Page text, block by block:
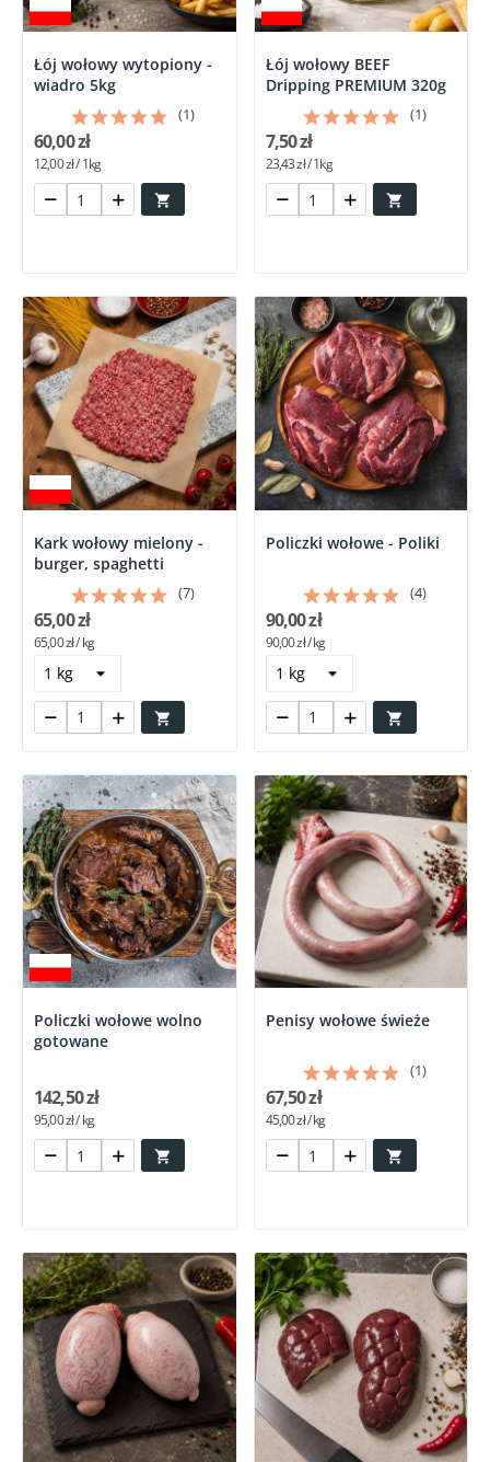
Łój wołowy wytopiony -
wiadro 5kg
(1)

60,00 zł
12,00 zł / 1kg
Łój wołowy BEEF
Dripping PREMIUM 320g
(1)

7,50 zł
23,43 zł / 1kg
Kark wołowy mielony -
burger, spaghetti
(7)

65,00 zł
65,00 zł / kg
Policzki wołowe - Poliki
(4)

90,00 zł
90,00 zł / kg
Policzki wołowe wolno
gotowane

142,50 zł
95,00 zł / kg
Penisy wołowe świeże
(1)

67,50 zł
45,00 zł / kg